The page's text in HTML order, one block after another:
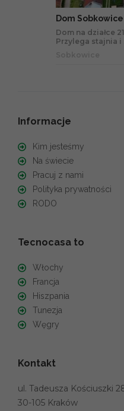
Dom
Dom na działce
Przylega stajnia i
Informacje
Kim jesteśmy
Na świecie
Pracuj z nami
Polityka prywatności
RODO
Tecnocasa to
Włochy
Francja
Hiszpania
Tunezja
Węgry
Kontakt
ul. Tadeusza Kościuszki
30-105 Kraków